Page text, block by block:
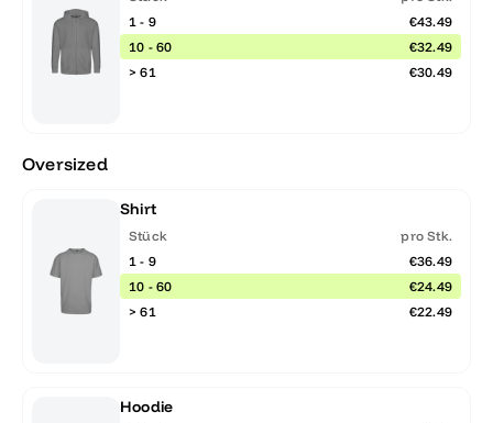
1 - 9
€43.49
10 - 60
€32.49
> 61
€30.49
Oversized
Shirt
Stück
pro Stk.
1 - 9
€36.49
10 - 60
€24.49
> 61
€22.49
Hoodie